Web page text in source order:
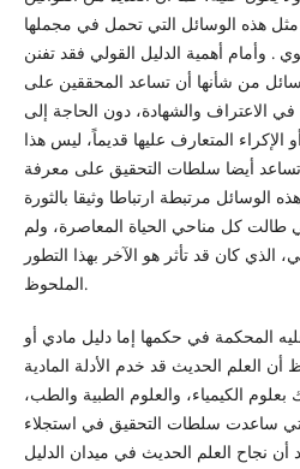
مثل هذه الوسائل التي تحمل في مجملها
. وأمام أهمية الدليل القولي فقد تفنن
من شأنها أن تساعد المحققين على
في الاعتراف والشهادة، دون الحاجة إلى
الإكراء المتعارف عليها قديماً، ليس هذا
أيضا سلطات التحقيق على معرفة
الوسائل مرتبطة ارتباطا وثيقا بالثورة
طالت كل مناحي الحياة المعاصرة، ولم
الذي كان قد تأثر هو الآخر بهذا التطور
الملحوظ.
المحكمة في حكمها إما دليل مادي أو
العلم الحديث قد خدم الأدلة المادية
الكيمياء، والعلوم الطبية والطب،
ساعدت سلطات التحقيق في استجلاء
أن نجاح العلم الحديث في ميدان الدليل